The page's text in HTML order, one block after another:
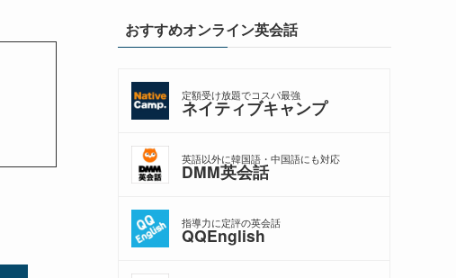
おすすめオンライン英会話
定額受け放題でコスパ最強
ネイティブキャンプ
英語以外に韓国語・中国語にも対応
DMM英会話
指導力に定評の英会話
QQEnglish